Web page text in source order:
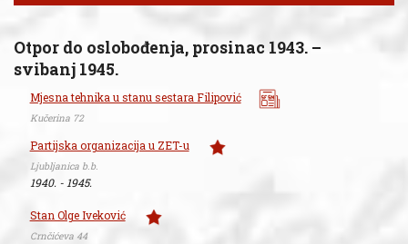
Otpor do oslobođenja, prosinac 1943. –
svibanj 1945.
Mjesna tehnika u stanu sestara Filipović
Kučerina 72
Partijska organizacija u ZET-u
Ljubljanica b.b.
1940. - 1945.
Stan Olge Iveković
Crnčićeva 44